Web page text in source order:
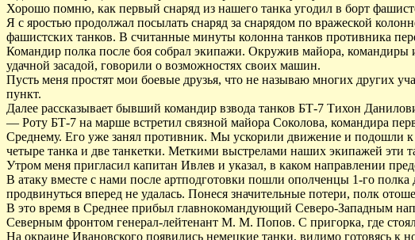
Хорошо помню, как первый снаряд из нашего танка угодил в борт
Я с яростью продолжал посылать снаряд за снарядом по вражеской
фашистских танков. В считанные минуты колонна танков противника
Командир полка после боя собрал экипажи. Окружив майора,
удачной засадой, говорили о возможностях своих машин.
Пусть меня простят мои боевые друзья, что не называю многих других
пункт.
Далее рассказывает бывший командир взвода танков БТ-7 Тихон
— Роту БТ-7 на марше встретил связной майора Соколова, командира
Среднему. Его уже занял противник. Мы ускорили движение и подошли
четыре танка и две танкетки. Меткими выстрелами наших экипажей эти
Утром меня пригласил капитан Ивлев и указал, в каком направлении
В атаку вместе с нами после артподготовки пошли ополченцы 1-го
продвинуться вперед не удалась. Понеся значительные потери, полк
В это время в Среднее прибыл главнокомандующий Северо-Западным
Северным фронтом генерал-лейтенант М. М. Попов. С пригорка, где
На окраине Ивановского появились немецкие танки, видимо готовясь к